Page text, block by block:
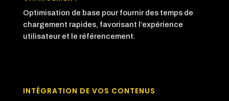
Optimisation de base pour fournir des temps de
chargement rapides, favorisant l’expérience
utilisateur et le référencement.
INTÉGRATION DE VOS CONTENUS